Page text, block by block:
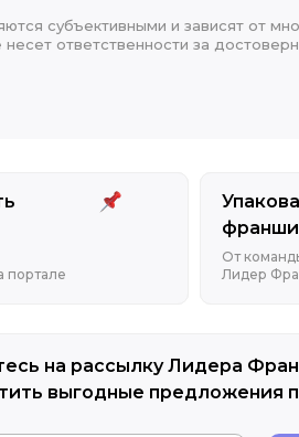
субъективными и зависят от
ответственности за
на рассылку Лидера
выгодные предложения
портале
От
Лидер